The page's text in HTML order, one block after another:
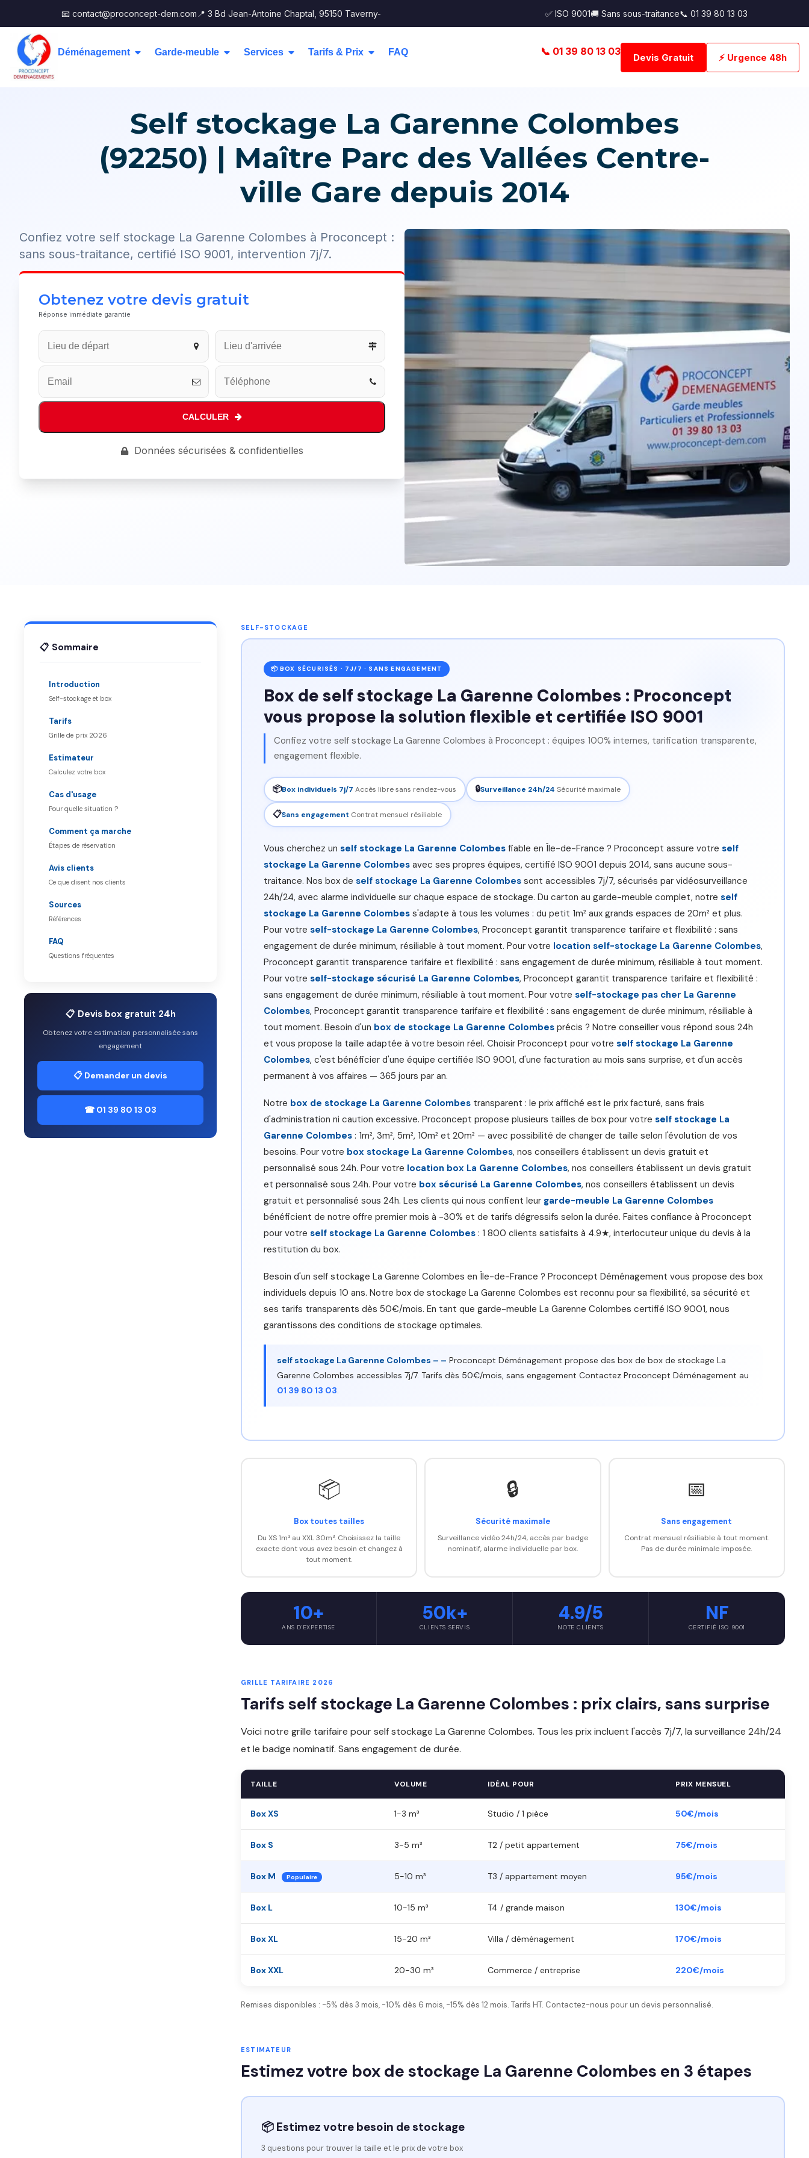
📧 contact@proconcept-dem.com 📍 3 Bd Jean-Antoine Chaptal, 95150 Taverny- ✅ ISO 9001🚚 Sans sous-traitance📞 01 39 80 13 03
Déménagement Garde-meuble Services Tarifs & Prix FAQ 📞 01 39 80 13 03
Devis Gratuit ⚡ Urgence 48h
Self stockage La Garenne Colombes
(92250) | Maître Parc des Vallées Centre-
ville Gare depuis 2014
Confiez votre self stockage La Garenne Colombes à Proconcept :
sans sous-traitance, certifié ISO 9001, intervention 7j/7.
Obtenez votre devis gratuit
Réponse immédiate garantie
CALCULER
Données sécurisées & confidentielles
📋 Sommaire
Introduction
Self-stockage et box
Tarifs
Grille de prix 2026
Estimateur
Calculez votre box
Cas d'usage
Pour quelle situation ?
Comment ça marche
Étapes de réservation
Avis clients
Ce que disent nos clients
Sources
Références
FAQ
Questions fréquentes
📋 Devis box gratuit 24h
Obtenez votre estimation personnalisée sans
engagement
📋 Demander un devis
☎ 01 39 80 13 03
SELF-STOCKAGE
📦 BOX SÉCURISÉS · 7J/7 · SANS ENGAGEMENT
Box de self stockage La Garenne Colombes : Proconcept
vous propose la solution flexible et certifiée ISO 9001
Confiez votre self stockage La Garenne Colombes à Proconcept : équipes 100% internes, tarification transparente,
engagement flexible.
📦Box individuels 7j/7 Accès libre sans rendez-vous 🔒Surveillance 24h/24 Sécurité maximale
📋Sans engagement Contrat mensuel résiliable
Vous cherchez un self stockage La Garenne Colombesfiable en Île-de-France ? Proconcept assure votre self
stockage La Garenne Colombesavec ses propres équipes, certifié ISO 9001 depuis 2014, sans aucune sous-
traitance. Nos box de self stockage La Garenne Colombessont accessibles 7j/7, sécurisés par vidéosurveillance
24h/24, avec alarme individuelle sur chaque espace de stockage. Du carton au garde-meuble complet, notre self
stockage La Garenne Colombess'adapte à tous les volumes : du petit 1m² aux grands espaces de 20m² et plus.
Pour votre self-stockage La Garenne Colombes, Proconcept garantit transparence tarifaire et flexibilité : sans
engagement de durée minimum, résiliable à tout moment. Pour votre location self-stockage La Garenne Colombes,
Proconcept garantit transparence tarifaire et flexibilité : sans engagement de durée minimum, résiliable à tout moment.
Pour votre self-stockage sécurisé La Garenne Colombes, Proconcept garantit transparence tarifaire et flexibilité :
sans engagement de durée minimum, résiliable à tout moment. Pour votre self-stockage pas cher La Garenne
Colombes, Proconcept garantit transparence tarifaire et flexibilité : sans engagement de durée minimum, résiliable à
tout moment. Besoin d'un box de stockage La Garenne Colombesprécis ? Notre conseiller vous répond sous 24h
et vous propose la taille adaptée à votre besoin réel. Choisir Proconcept pour votre self stockage La Garenne
Colombes, c'est bénéficier d'une équipe certifiée ISO 9001, d'une facturation au mois sans surprise, et d'un accès
permanent à vos affaires — 365 jours par an.
Notre box de stockage La Garenne Colombestransparent : le prix affiché est le prix facturé, sans frais
d'administration ni caution excessive. Proconcept propose plusieurs tailles de box pour votre self stockage La
Garenne Colombes: 1m², 3m², 5m², 10m² et 20m² — avec possibilité de changer de taille selon l'évolution de vos
besoins. Pour votre box stockage La Garenne Colombes, nos conseillers établissent un devis gratuit et
personnalisé sous 24h. Pour votre location box La Garenne Colombes, nos conseillers établissent un devis gratuit
et personnalisé sous 24h. Pour votre box sécurisé La Garenne Colombes, nos conseillers établissent un devis
gratuit et personnalisé sous 24h. Les clients qui nous confient leur garde-meuble La Garenne Colombes
bénéficient de notre offre premier mois à -30% et de tarifs dégressifs selon la durée. Faites confiance à Proconcept
pour votre self stockage La Garenne Colombes: 1 800 clients satisfaits à 4.9★, interlocuteur unique du devis à la
restitution du box.
Besoin d'un self stockage La Garenne Colombes en Île-de-France ? Proconcept Déménagement vous propose des box
individuels depuis 10 ans. Notre box de stockage La Garenne Colombes est reconnu pour sa flexibilité, sa sécurité et
ses tarifs transparents dès 50€/mois. En tant que garde-meuble La Garenne Colombes certifié ISO 9001, nous
garantissons des conditions de stockage optimales.
self stockage La Garenne Colombes – – Proconcept Déménagement propose des box de box de stockage La
Garenne Colombes accessibles 7j/7. Tarifs dès 50€/mois, sans engagement Contactez Proconcept Déménagement au
01 39 80 13 03
📦
Box toutes tailles
Du XS 1m³ au XXL 30m³. Choisissez la taille
exacte dont vous avez besoin et changez à
tout moment.
🔒
Sécurité maximale
Surveillance vidéo 24h/24, accès par badge
nominatif, alarme individuelle par box.
📅
Sans engagement
Contrat mensuel résiliable à tout moment.
Pas de durée minimale imposée.
10+
ANS D'EXPERTISE
50k+
CLIENTS SERVIS
4.9/5
NOTE CLIENTS
NF
CERTIFIÉ ISO 9001
GRILLE TARIFAIRE 2026
Tarifs self stockage La Garenne Colombes : prix clairs, sans surprise
Voici notre grille tarifaire pour self stockage La Garenne Colombes. Tous les prix incluent l'accès 7j/7, la surveillance 24h/24
et le badge nominatif. Sans engagement de durée.
TAILLE VOLUME IDÉAL POUR PRIX MENSUEL
Box XS 1-3 m³ Studio / 1 pièce 50€/mois
Box S 3-5 m³ T2 / petit appartement 75€/mois
Box M Populaire 5-10 m³ T3 / appartement moyen 95€/mois
Box L 10-15 m³ T4 / grande maison 130€/mois
Box XL 15-20 m³ Villa / déménagement 170€/mois
Box XXL 20-30 m³ Commerce / entreprise 220€/mois
Remises disponibles : -5% dès 3 mois, -10% dès 6 mois, -15% dès 12 mois. Tarifs HT. Contactez-nous pour un devis personnalisé.
ESTIMATEUR
Estimez votre box de stockage La Garenne Colombes en 3 étapes
📦 Estimez votre besoin de stockage
3 questions pour trouver la taille et le prix de votre box